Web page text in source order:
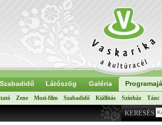
Szabadidő Látószög Galéria
Zene Mozi-film Szabadidő Kiállítás Színház Tánc
KERESÉS